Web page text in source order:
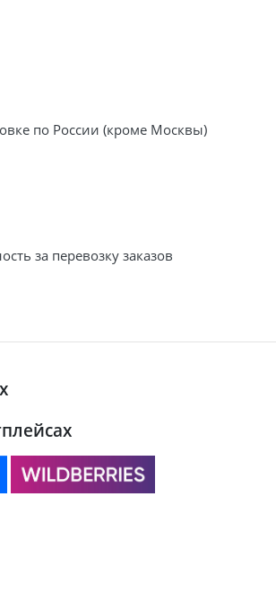
по России (кроме Москвы)
за перевозку заказов